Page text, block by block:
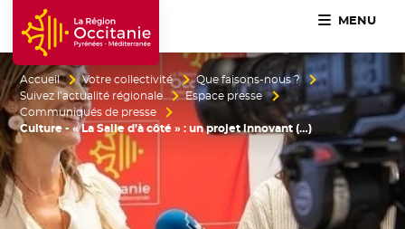
Accueil Région Occitanie / Pyrénées-Méditerranée
MENU
Accueil Votre collectivité
Que faisons-nous ?
Suivez l’actualité régionale
Espace presse
Communiqués de presse
Culture - « La Salle d’à côté » : un projet innovant (…)